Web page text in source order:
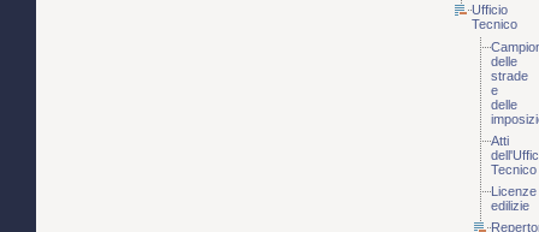
Ufficio
Tecnico
delle
strade
e
delle
Atti
Tecnico
Licenze
edilizie